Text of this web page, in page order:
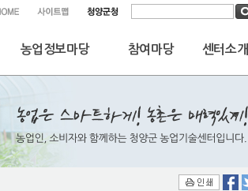
통합검색
농업정보마당 참여마당 센터소개